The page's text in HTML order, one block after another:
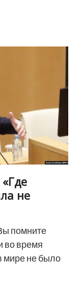
не
помните
во время
мире не было